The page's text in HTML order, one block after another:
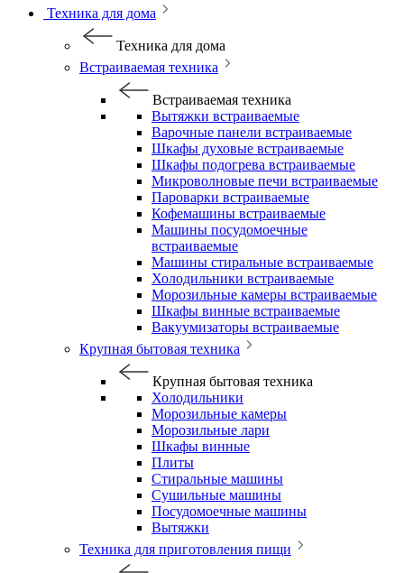
Техника для дома
Техника для дома
Встраиваемая техника
Встраиваемая техника
Вытяжки встраиваемые
Варочные панели встраиваемые
Шкафы духовые встраиваемые
Шкафы подогрева встраиваемые
Микроволновые печи встраиваемые
Пароварки встраиваемые
Кофемашины встраиваемые
Машины посудомоечные
встраиваемые
Машины стиральные встраиваемые
Холодильники встраиваемые
Морозильные камеры встраиваемые
Шкафы винные встраиваемые
Вакуумизаторы встраиваемые
Крупная бытовая техника
Крупная бытовая техника
Холодильники
Морозильные камеры
Морозильные лари
Шкафы винные
Плиты
Стиральные машины
Сушильные машины
Посудомоечные машины
Вытяжки
Техника для приготовления пищи